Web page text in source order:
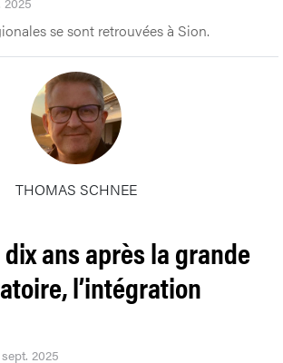
se sont retrouvées à Sion.
THOMAS SCHNEE
ans après la grande
l’intégration
2025